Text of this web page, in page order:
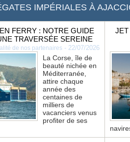
IMPÉRIALES À
FERRY : NOTRE GUIDE
TRAVERSÉE SEREINE
de nos partenaires - 22/07/2026
La Corse, île de
beauté nichée en
Méditerranée,
attire chaque
année des
centaines de
milliers de
vacanciers venus
profiter de ses
JET